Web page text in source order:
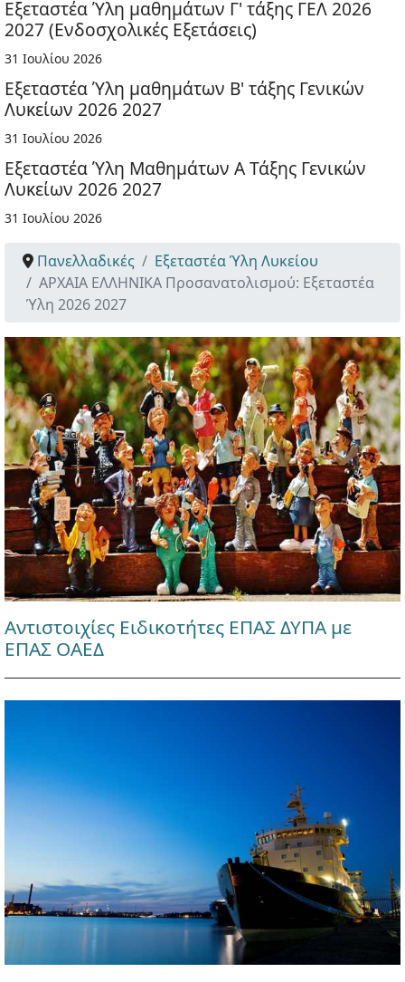
Εξεταστέα Ύλη μαθημάτων Γ' τάξης ΓΕΛ 2026
2027 (Ενδοσχολικές Εξετάσεις)
31 Ιουλίου 2026
Εξεταστέα Ύλη μαθημάτων Β' τάξης Γενικών
Λυκείων 2026 2027
31 Ιουλίου 2026
Εξεταστέα Ύλη Μαθημάτων Α Τάξης Γενικών
Λυκείων 2026 2027
31 Ιουλίου 2026
Πανελλαδικές
Εξεταστέα Ύλη Λυκείου
ΑΡΧΑΙΑ ΕΛΛΗΝΙΚΑ Προσανατολισμού: Εξεταστέα
Ύλη 2026 2027
Αντιστοιχίες Ειδικοτήτες ΕΠΑΣ ΔΥΠΑ με
ΕΠΑΣ ΟΑΕΔ